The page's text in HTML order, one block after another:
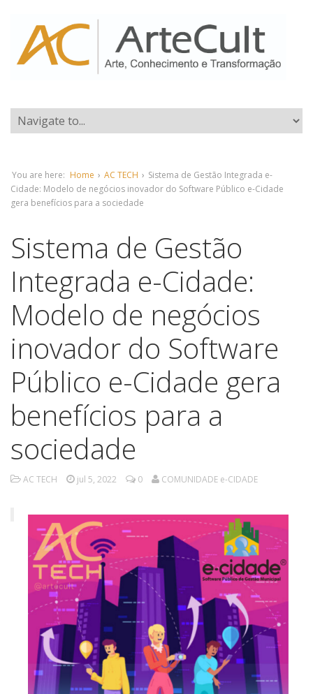
You are here: Home › AC TECH › Sistema de Gestão Integrada e-
Cidade: Modelo de negócios inovador do Software Público e-Cidade
gera benefícios para a sociedade
Sistema de Gestão
Integrada e-Cidade:
Modelo de negócios
inovador do Software
Público e-Cidade gera
benefícios para a
sociedade
AC TECH jul 5, 2022 0 COMUNIDADE e-CIDADE